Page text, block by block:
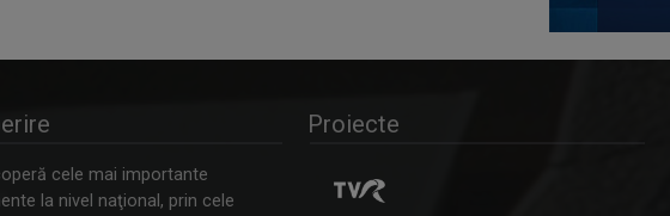
cele mai importante
la nivel naţional, prin cele
Proiecte